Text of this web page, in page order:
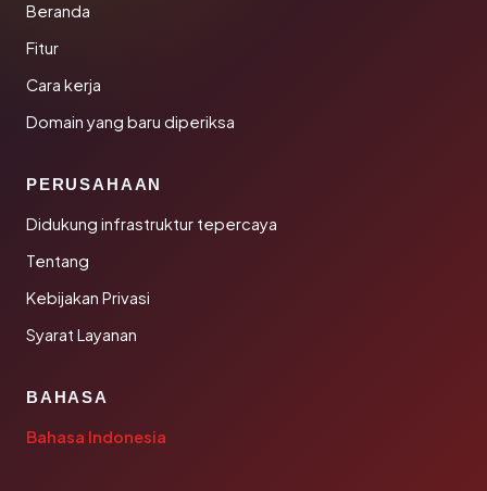
Beranda
Fitur
Cara kerja
Domain yang baru diperiksa
PERUSAHAAN
Didukung infrastruktur tepercaya
Tentang
Kebijakan Privasi
Syarat Layanan
BAHASA
Bahasa Indonesia